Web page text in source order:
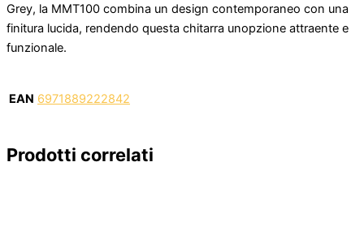
Grey, la MMT100 combina un design contemporaneo con una
finitura lucida, rendendo questa chitarra unopzione attraente e
funzionale.
EAN 6971889222842
Prodotti correlati